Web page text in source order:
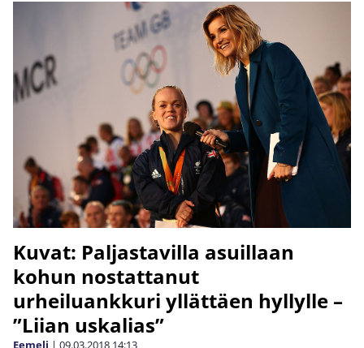
Kuvat: Paljastavilla asuillaan
kohun nostattanut
urheiluankkuri yllättäen hyllylle –
”Liian uskalias”
Eemeli | 09.03.2018 14:13